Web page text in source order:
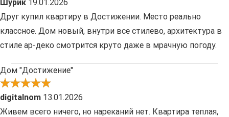
Шурик 19.01.2026
Друг купил квартиру в Достижении. Место реально
классное. Дом новый, внутри все стилево, архитектура в
стиле ар-деко смотрится круто даже в мрачную погоду.
Дом "Достижение"
digitalnom 13.01.2026
Живем всего ничего, но нареканий нет. Квартира теплая,